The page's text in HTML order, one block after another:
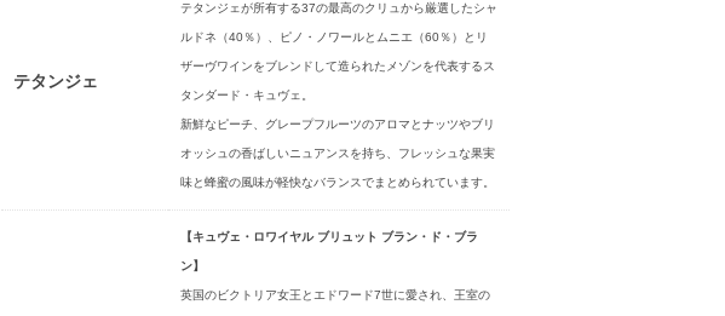
テタンジェ
テタンジェが所有する37の最高のクリュから厳選したシャ
ルドネ（40％）、ピノ・ノワールとムニエ（60％）とリ
ザーヴワインをブレンドして造られたメゾンを代表するス
タンダード・キュヴェ。
新鮮なピーチ、グレープフルーツのアロマとナッツやブリ
オッシュの香ばしいニュアンスを持ち、フレッシュな果実
味と蜂蜜の風味が軽快なバランスでまとめられています。
【キュヴェ・ロワイヤル ブリュット ブラン・ド・ブラ
ン】
英国のビクトリア女王とエドワード7世に愛され、王室の